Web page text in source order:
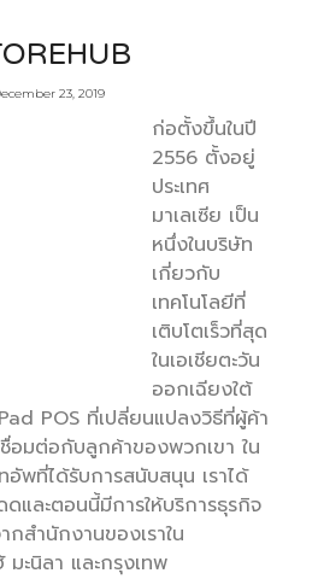
23, 2019
ก่อตั้งขึ้นในปี
2556 ตั้งอยู่
ประเทศ
มาเลเซีย เป็น
หนึ่งในบริษัท
เกี่ยวกับ
เทคโนโลยีที่
เติบโตเร็วที่สุด
ในเอเชียตะวัน
ออกเฉียงใต้
POS ที่เปลี่ยนแปลงวิธีที่ผู้ค้า
อมต่อกับลูกค้าของพวกเขา ใน
อัพที่ได้รับการสนับสนุน เราได้
ดและตอนนี้มีการให้บริการธุรกิจ
สำนักงานของเราใน
มะนิลา และกรุงเทพ